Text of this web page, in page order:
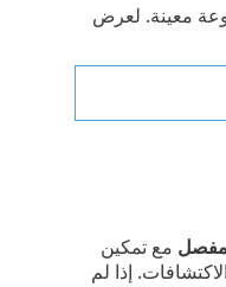
معينة. لعرض
مع تمكين
إذا لم